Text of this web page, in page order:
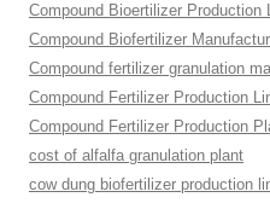
Compound Bioertilizer Production
Compound Biofertilizer
Compound fertilizer granulation
Compound Fertilizer Production
Compound Fertilizer Production
cost of alfalfa granulation plant
cow dung biofertilizer production